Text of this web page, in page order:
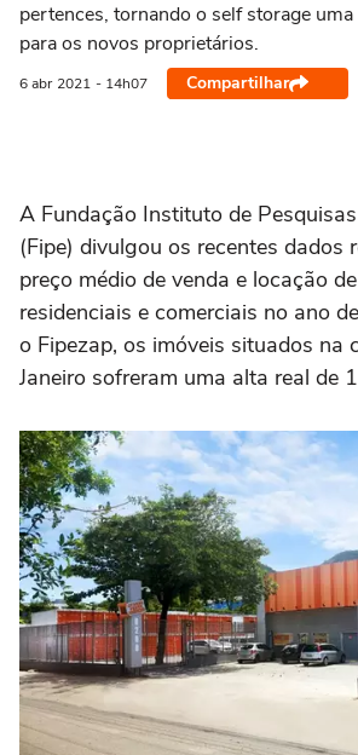
pertences, tornando o self storage
para os novos proprietários.
6 abr 2021 - 14h07 Compartilhar
A Fundação Instituto de
(Fipe) divulgou os recentes dados
preço médio de venda e locação
residenciais e comerciais no ano
o Fipezap, os imóveis situados na
Janeiro sofreram uma alta real de